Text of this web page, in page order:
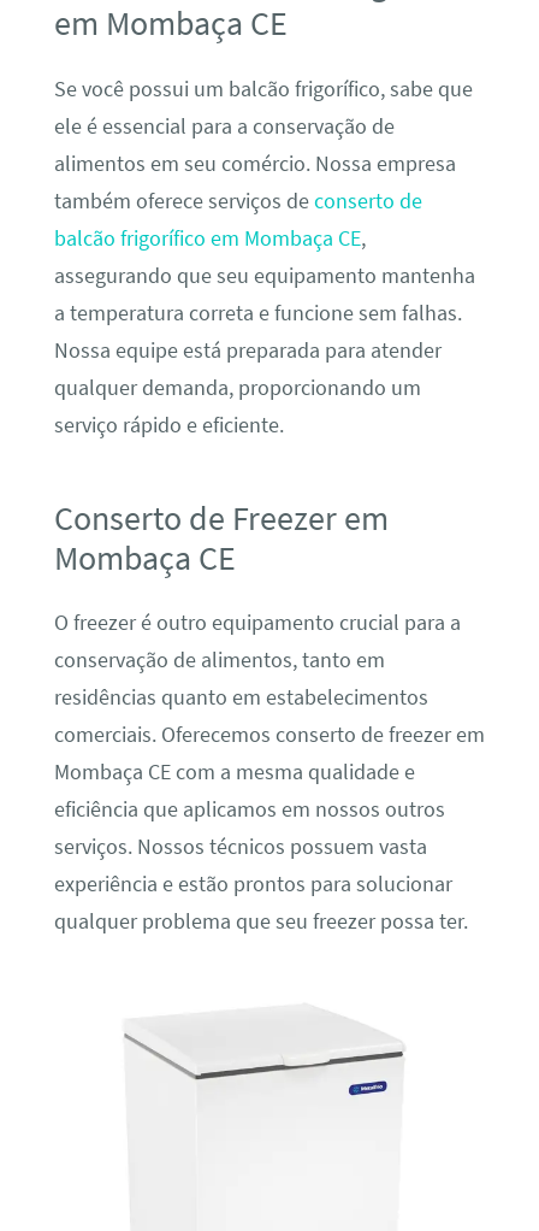
em Mombaça CE
Se você possui um balcão frigorífico, sabe que
ele é essencial para a conservação de
alimentos em seu comércio. Nossa empresa
também oferece serviços deconserto de
balcão frigorífico em Mombaça CE,
assegurando que seu equipamento mantenha
a temperatura correta e funcione sem falhas.
Nossa equipe está preparada para atender
qualquer demanda, proporcionando um
serviço rápido e eficiente.
Conserto de Freezer em
Mombaça CE
O freezer é outro equipamento crucial para a
conservação de alimentos, tanto em
residências quanto em estabelecimentos
comerciais. Oferecemos conserto de freezer em
Mombaça CE com a mesma qualidade e
eficiência que aplicamos em nossos outros
serviços. Nossos técnicos possuem vasta
experiência e estão prontos para solucionar
qualquer problema que seu freezer possa ter.